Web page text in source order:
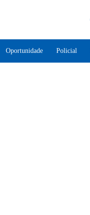
Oportunidade Policial